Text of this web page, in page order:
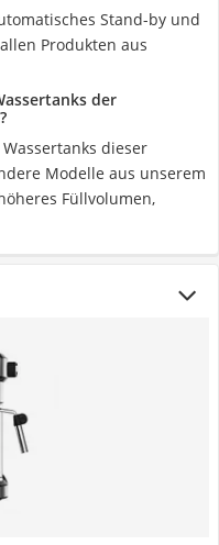
Stand-by und
Produkten aus
der
dieser
Modelle aus unserem
Füllvolumen,